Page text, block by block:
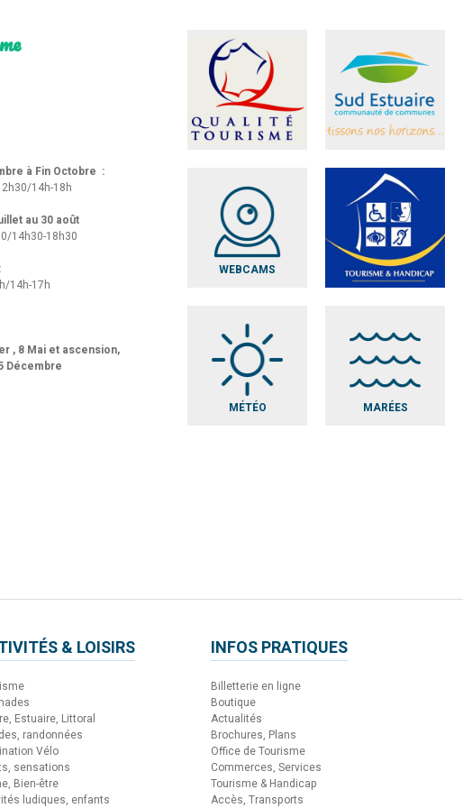
à Fin Octobre :
14h-18h
au 30 août
14h30-18h30
14h-17h
, 8 Mai et ascension,
Décembre
WEBCAMS
MÉTÉO MARÉES
& LOISIRS
Estuaire, Littoral
randonnées
Vélo
sensations
Bien-être
ludiques, enfants
INFOS PRATIQUES
Billetterie en ligne
Boutique
Actualités
Brochures, Plans
Office de Tourisme
Commerces, Services
Tourisme & Handicap
Accès, Transports